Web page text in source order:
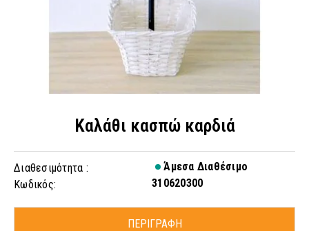
Καλάθι κασπώ καρδιά
Διαθεσιμότητα :
Άμεσα Διαθέσιμο
Κωδικός:
310620300
ΠΕΡΙΓΡΑΦΗ